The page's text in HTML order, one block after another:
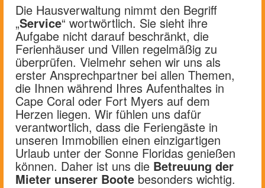
Die Hausverwaltung nimmt den Begriff
„Service“ wortwörtlich. Sie sieht ihre
Aufgabe nicht darauf beschränkt, die
Ferienhäuser und Villen regelmäßig zu
überprüfen. Vielmehr sehen wir uns als
erster Ansprechpartner bei allen Themen,
die Ihnen während Ihres Aufenthaltes in
Cape Coral oder Fort Myers auf dem
Herzen liegen. Wir fühlen uns dafür
verantwortlich, dass die Feriengäste in
unseren Immobilien einen einzigartigen
Urlaub unter der Sonne Floridas genießen
können. Daher ist uns die Betreuung der
Mieter unserer Boote besonders wichtig.